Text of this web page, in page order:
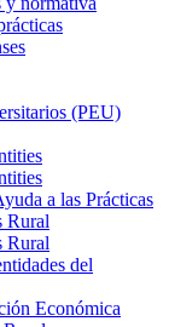
(PEU)
a las Prácticas
Rural
Rural
del
Económica